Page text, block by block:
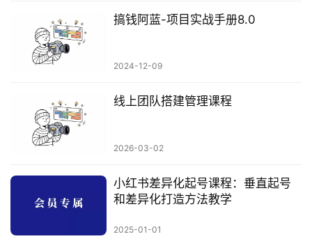
搞钱阿蓝-项目实战手册8.0
2024-12-09
线上团队搭建管理课程
2026-03-02
小红书差异化起号课程：垂直起号
和差异化打造方法教学
2025-01-01